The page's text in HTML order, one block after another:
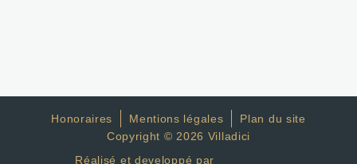
Honoraires Mentions légales
Plan du site
Copyright © 2026 Villadici
Réalisé et developpé par